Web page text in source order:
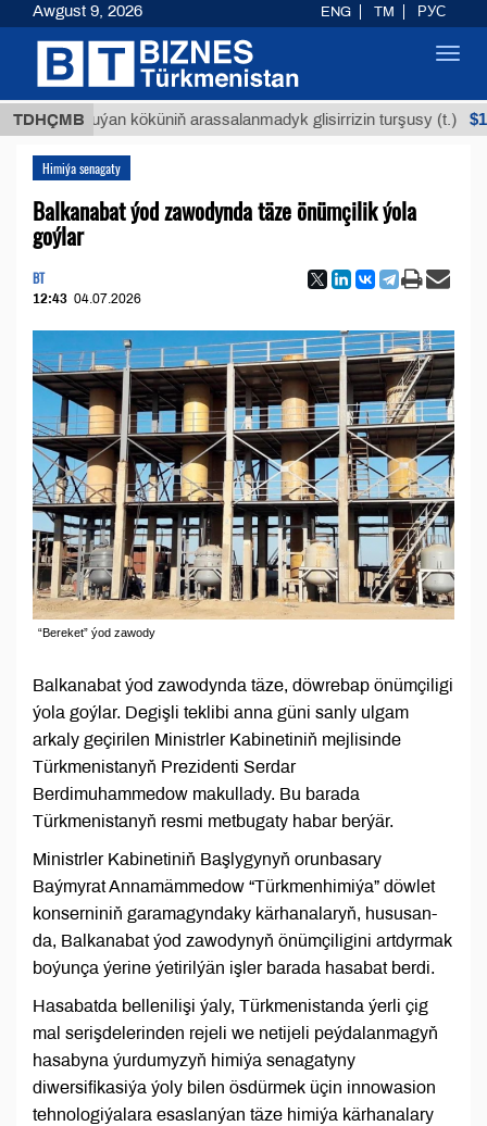
TDHÇMB
Buýan köküniň arassalanmadyk glisirrizin turşusy (t.)
Himiýa senagaty
Balkanabat ýod zawodynda täze önümçilik ýola
goýlar
BT
12:43 04.07.2026
“Bereket” ýod zawody
Balkanabat ýod zawodynda täze, döwrebap önümçiligi
ýola goýlar. Degişli teklibi anna güni sanly ulgam
arkaly geçirilen Ministrler Kabinetiniň mejlisinde
Türkmenistanyň Prezidenti Serdar
Berdimuhammedow makullady. Bu barada
Türkmenistanyň resmi metbugaty habar berýär.
Ministrler Kabinetiniň Başlygynyň orunbasary
Baýmyrat Annamämmedow “Türkmenhimiýa” döwlet
konserniniň garamagyndaky kärhanalaryň, hususan-
da, Balkanabat ýod zawodynyň önümçiligini artdyrmak
boýunça ýerine ýetirilýän işler barada hasabat berdi.
Hasabatda bellenilişi ýaly, Türkmenistanda ýerli çig
mal serişdelerinden rejeli we netijeli peýdalanmagyň
hasabyna ýurdumyzyň himiýa senagatyny
diwersifikasiýa ýoly bilen ösdürmek üçin innowasion
tehnologiýalara esaslanýan täze himiýa kärhanalary
Awgust 9, 2026 ENG TM РУС